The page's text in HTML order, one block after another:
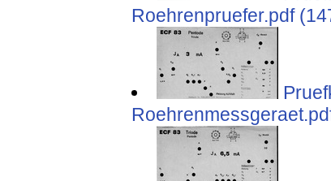
Roehrenpruefer.pdf